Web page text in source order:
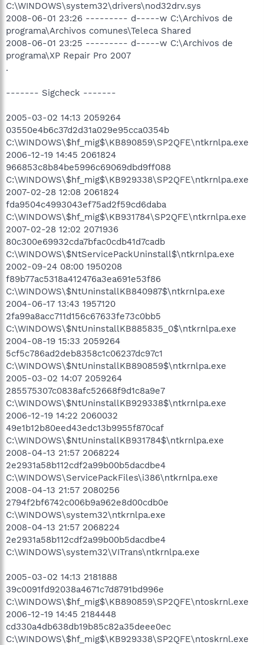
C:\WINDOWS\system32\drivers\nod32drv.sys
2008-06-01 23:26 --------- d-----w C:\Archivos de
programa\Archivos comunes\Teleca Shared
2008-06-01 23:25 --------- d-----w C:\Archivos de
programa\XP Repair Pro 2007
.
------- Sigcheck -------
2005-03-02 14:13 2059264
03550e4b6c37d2d31a029e95cca0354b
C:\WINDOWS\$hf_mig$\KB890859\SP2QFE\ntkrnlpa.exe
2006-12-19 14:45 2061824
966853c8b84be5996c69069dbd9ff088
C:\WINDOWS\$hf_mig$\KB929338\SP2QFE\ntkrnlpa.exe
2007-02-28 12:08 2061824
fda9504c4993043ef75ad2f59cd6daba
C:\WINDOWS\$hf_mig$\KB931784\SP2QFE\ntkrnlpa.exe
2007-02-28 12:02 2071936
80c300e69932cda7bfac0cdb41d7cadb
C:\WINDOWS\$NtServicePackUninstall$\ntkrnlpa.exe
2002-09-24 08:00 1950208
f89b77ac5318a412476a3ea691e53f86
C:\WINDOWS\$NtUninstallKB840987$\ntkrnlpa.exe
2004-06-17 13:43 1957120
2fa99a8acc711d156c67633fe73c0bb5
C:\WINDOWS\$NtUninstallKB885835_0$\ntkrnlpa.exe
2004-08-19 15:33 2059264
5cf5c786ad2deb8358c1c06237dc97c1
C:\WINDOWS\$NtUninstallKB890859$\ntkrnlpa.exe
2005-03-02 14:07 2059264
285575307c0838afc52668f9d1c8a9e7
C:\WINDOWS\$NtUninstallKB929338$\ntkrnlpa.exe
2006-12-19 14:22 2060032
49e1b12b80eed43edc13b9955f870caf
C:\WINDOWS\$NtUninstallKB931784$\ntkrnlpa.exe
2008-04-13 21:57 2068224
2e2931a58b112cdf2a99b00b5dacdbe4
C:\WINDOWS\ServicePackFiles\i386\ntkrnlpa.exe
2008-04-13 21:57 2080256
2794f2bf6742c006b9a962e8d00cdb0e
C:\WINDOWS\system32\ntkrnlpa.exe
2008-04-13 21:57 2068224
2e2931a58b112cdf2a99b00b5dacdbe4
C:\WINDOWS\system32\VITrans\ntkrnlpa.exe
2005-03-02 14:13 2181888
39c0091fd92038a4671c7d8791bd996e
C:\WINDOWS\$hf_mig$\KB890859\SP2QFE\ntoskrnl.exe
2006-12-19 14:45 2184448
cd330a4db638db19b85c82a35deee0ec
C:\WINDOWS\$hf_mig$\KB929338\SP2QFE\ntoskrnl.exe